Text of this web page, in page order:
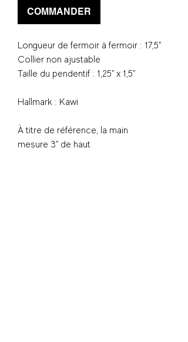
COMMANDER
Longueur de fermoir à fermoir : 17,5"
Collier non ajustable
Taille du pendentif : 1,25" x 1,5"
Hallmark : Kawi
À titre de référence, la main
mesure 3" de haut